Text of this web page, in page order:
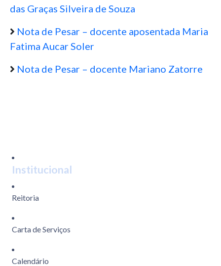
das Graças Silveira de Souza
Nota de Pesar – docente aposentada Maria
Fatima Aucar Soler
Nota de Pesar – docente Mariano Zatorre
Institucional
Reitoria
Carta de Serviços
Calendário